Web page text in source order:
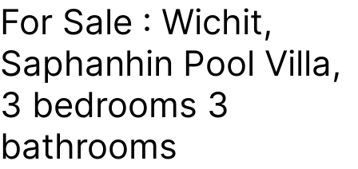
For Sale : Wichit,
Saphanhin Pool Villa,
3 bedrooms 3
bathrooms